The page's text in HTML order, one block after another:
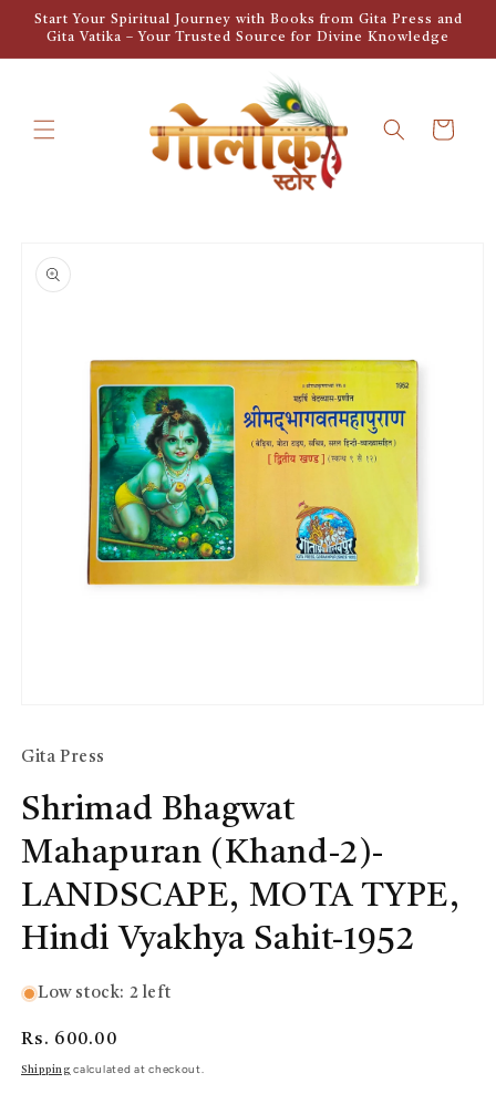
Skip to
content
Start Your Spiritual Journey with Books from Gita Press and
Gita Vatika – Your Trusted Source for Divine Knowledge
Cart
product
information
1Gita Press
Shrimad Bhagwat
Mahapuran (Khand-2)-
LANDSCAPE, MOTA TYPE,
Hindi Vyakhya Sahit-1952
Low stock: 2 left
Regular
price
Rs. 600.00
Shipping calculated at checkout.